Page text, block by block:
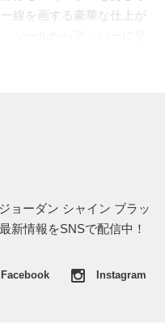
線を画する豪華な仕上が
ョーダン シャイン ブラッ
新情報をSNSで配信中！
Facebook Instagram